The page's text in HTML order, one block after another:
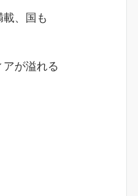
、国も
が溢れる